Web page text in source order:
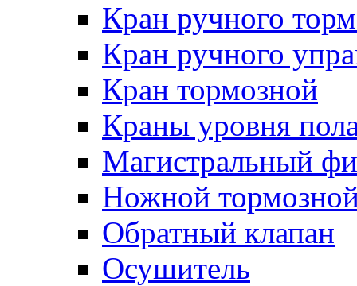
Кран ручного
Кран ручного
Кран тормозной
Краны уровня
Магистральный
Ножной
Обратный клапан
Осушитель